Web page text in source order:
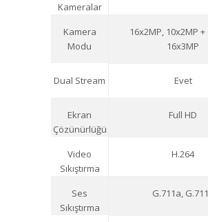
Kameralar
Kamera
Modu
16x2MP, 10x2MP +
16x3MP
Dual Stream Evet
Ekran
Çözünürlüğü
Full HD
Video
Sıkıştırma
H.264
Ses
Sıkıştırma
G.711a,